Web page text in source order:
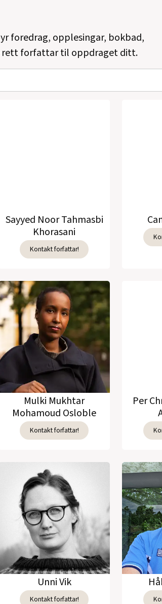
foredrag, opplesingar, bokbad,
rett forfattar til oppdraget ditt.
Sayyed Noor Tahmasbi
Khorasani
Kontakt forfattar!
Mulki Mukhtar
Mohamoud Osloble
Kontakt forfattar!
Per
Unni Vik
Kontakt forfattar!